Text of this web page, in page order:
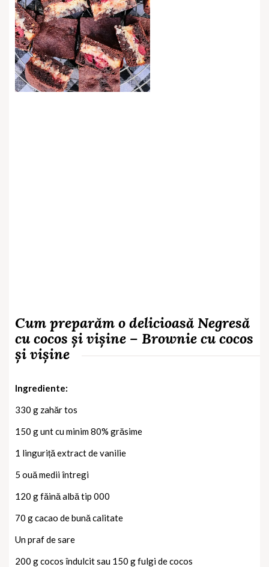
Cum preparăm o delicioasăNegresă
cu cocos și vișine – Brownie cu cocos
și vișine
Ingrediente:
330 g zahăr tos
150 g unt cu minim 80% grăsime
1 linguriță extract de vanilie
5 ouă medii întregi
120 g făină albă tip 000
70 g cacao de bună calitate
Un praf de sare
200 g cocos îndulcit sau 150 g fulgi de cocos